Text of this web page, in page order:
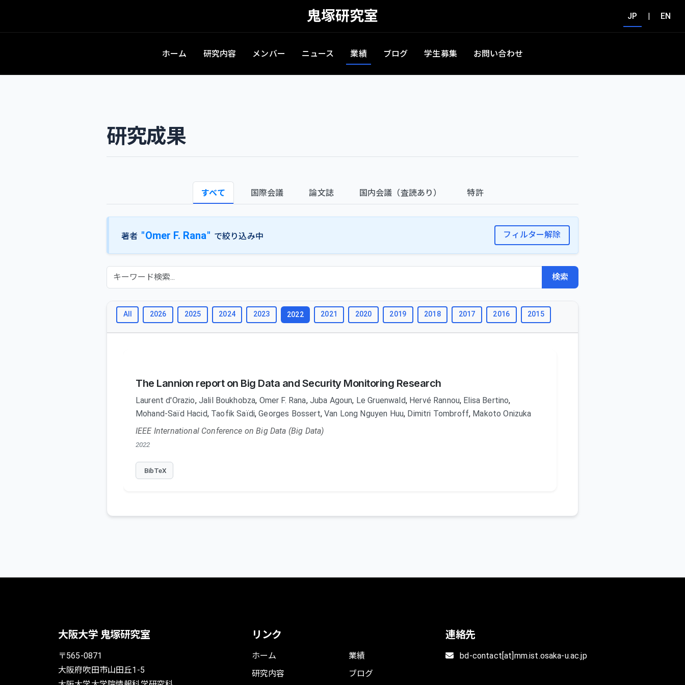
鬼塚研究室 JP | EN
ホーム 研究内容 メンバー ニュース 業績 ブログ 学生募集 お問い合わせ
研究成果
すべて 国際会議 論文誌 国内会議（査読あり） 特許
著者 "Omer F. Rana" で絞り込み中 フィルター解除
検索
All 2026 2025 2024 2023 2022 2021 2020 2019 2018 2017 2016 2015
The Lannion report on Big Data and Security Monitoring Research
Laurent d'Orazio, Jalil Boukhobza, Omer F. Rana, Juba Agoun, Le Gruenwald, Hervé Rannou, Elisa Bertino,
Mohand-Saïd Hacid, Taofik Saïdi,Georges Bossert,Van Long Nguyen Huu, Dimitri Tombroff, Makoto Onizuka
IEEE International Conference on Big Data (Big Data)
2022
BibTeX
大阪大学 鬼塚研究室
〒565-0871
大阪府吹田市山田丘1-5
リンク
ホーム
研究内容
業績
ブログ
連絡先
bd-contact[at]mm.ist.osaka-u.ac.jp